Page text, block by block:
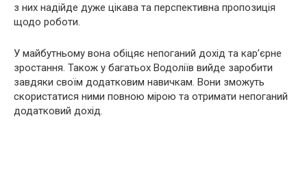
з них надійде дуже цікава та перспективна пропозиція
щодо роботи.
У майбутньому вона обіцяє непоганий дохід та кар’єрне
зростання. Також у багатьох Водоліїв вийде заробити
завдяки своїм додатковим навичкам. Вони зможуть
скористатися ними повною мірою та отримати непоганий
додатковий дохід.